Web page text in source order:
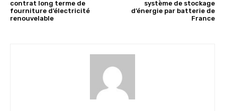
contrat long terme de
fourniture d’électricité
renouvelable
système de stockage
d’énergie par batterie de
France